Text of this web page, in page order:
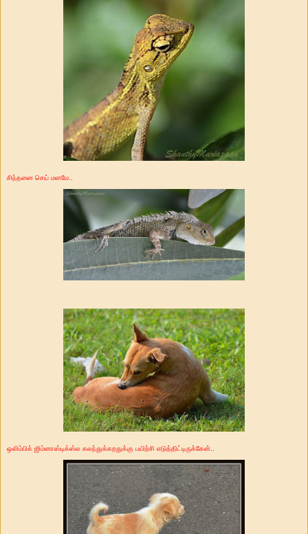
சிந்தனை செய் மனமே..
ஒலிம்பிக் ஜிம்னாஸ்டிக்ஸ்ல கலந்துக்கறதுக்கு பயிற்சி எடுத்திட்டிருக்கேன்..